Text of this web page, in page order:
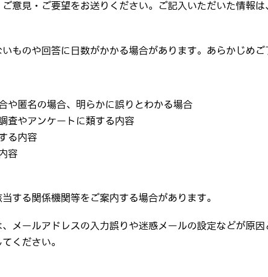
意見・ご要望をお送りください。ご記入いただいた情報は
ものや回答に日数がかかる場合があります。あらかじめご
や匿名の場合、明らかに誤りとわかる場合
査やアンケートに類する内容
る内容
容
する関係機関等をご案内する場合があります。
メールアドレスの入力誤りや迷惑メールの設定などが原
ください。